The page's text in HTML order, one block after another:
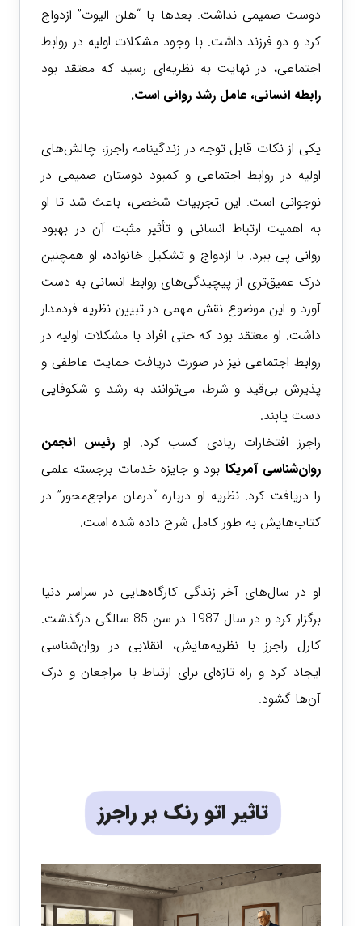
دوست صمیمی نداشت. بعدها با “هلن الیوت” ازدواج
کرد و دو فرزند داشت. با وجود مشکلات اولیه در روابط
اجتماعی، در نهایت به نظریه‌ای رسید که معتقد بود
رابطه انسانی، عامل رشد روانی است.
یکی از نکات قابل توجه در زندگینامه راجرز، چالش‌های
اولیه در روابط اجتماعی و کمبود دوستان صمیمی در
نوجوانی است. این تجربیات شخصی، باعث شد تا او
به اهمیت ارتباط انسانی و تأثیر مثبت آن در بهبود
روانی پی ببرد. با ازدواج و تشکیل خانواده، او همچنین
درک عمیق‌تری از پیچیدگی‌های روابط انسانی به دست
آورد و این موضوع نقش مهمی در تبیین نظریه فردمدار
داشت. او معتقد بود که حتی افراد با مشکلات اولیه در
روابط اجتماعی نیز در صورت دریافت حمایت عاطفی و
پذیرش بی‌قید و شرط، می‌توانند به رشد و شکوفایی
دست یابند.
راجرز افتخارات زیادی کسب کرد. اورئیس انجمن
روان‌شناسی آمریکا بود و جایزه خدمات برجسته علمی
را دریافت کرد. نظریه او درباره “درمان مراجع‌محور” در
کتاب‌هایش به طور کامل شرح داده شده است.
او در سال‌های آخر زندگی کارگاه‌هایی در سراسر دنیا
برگزار کرد و در سال 1987 در سن 85 سالگی درگذشت.
کارل راجرز با نظریه‌هایش، انقلابی در روان‌شناسی
ایجاد کرد و راه تازه‌ای برای ارتباط با مراجعان و درک
آن‌ها گشود.
تاثیر اتو رنک بر راجرز